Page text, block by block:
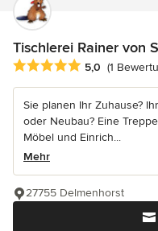
Tischlerei Rainer von
Durchschnittliche
5,0 (1
Sie planen Ihr Zuhause?
oder Neubau? Eine
Möbel und Einrich...
Mehr
27755 Delmenhorst